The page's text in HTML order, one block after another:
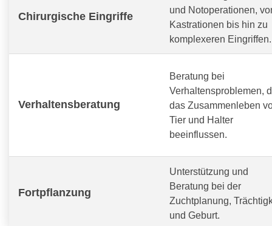
Chirurgische Eingriffe
und Notoperationen,
Kastrationen bis hin zu
komplexeren Eingriffen.
Verhaltensberatung
Beratung bei
Verhaltensproblemen,
das Zusammenleben
Tier und Halter
beeinflussen.
Fortpflanzung
Unterstützung und
Beratung bei der
Zuchtplanung,
und Geburt.